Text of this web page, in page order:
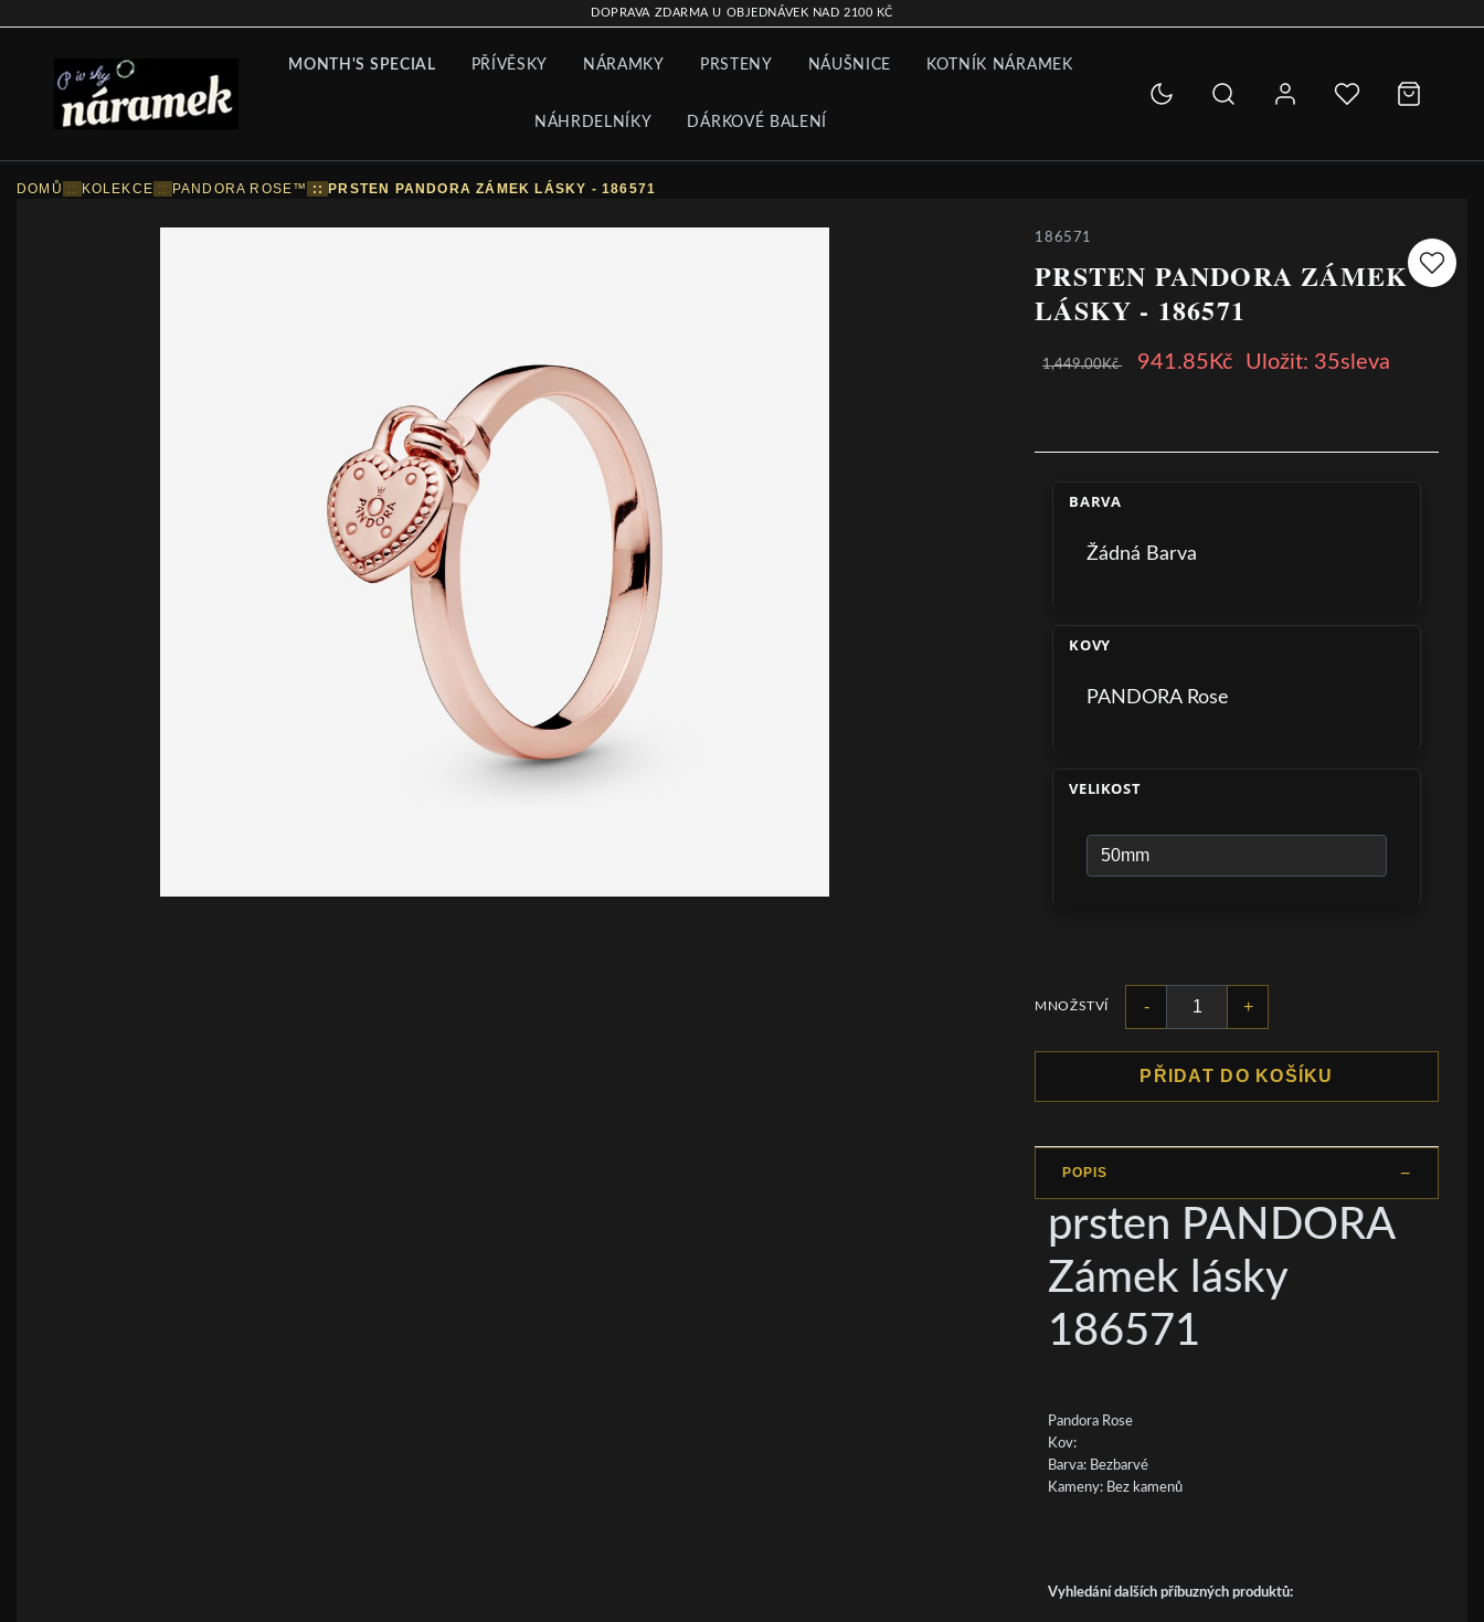
DOPRAVA ZDARMA U OBJEDNÁVEK NAD 2100 KČ
MONTH'S SPECIAL PŘÍVĚSKY NÁRAMKY PRSTENY NÁUŠNICE KOTNÍK NÁRAMEK
NÁHRDELNÍKY DÁRKOVÉ BALENÍ
DOMŮ :: KOLEKCE :: PANDORA ROSE™ :: PRSTEN PANDORA ZÁMEK LÁSKY - 186571
186571
PRSTEN PANDORA ZÁMEK
LÁSKY - 186571
1,449.00Kč 941.85Kč Uložit: 35sleva
BARVA
Žádná Barva
KOVY
PANDORA Rose
VELIKOST
MNOŽSTVÍ - +
PŘIDAT DO KOŠÍKU
POPIS
prsten PANDORA
Zámek lásky
186571
Pandora Rose
Kov:
Barva: Bezbarvé
Kameny: Bez kamenů
Vyhledání dalších příbuzných produktů: